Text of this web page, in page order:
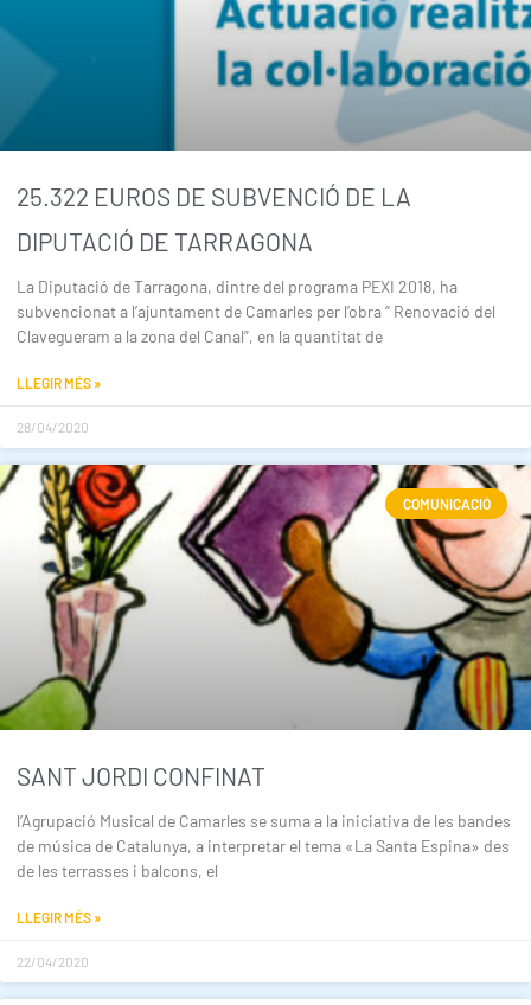
25.322 EUROS DE SUBVENCIÓ DE LA
DIPUTACIÓ DE TARRAGONA
La Diputació de Tarragona, dintre del programa PEXI 2018, ha
subvencionat a l’ajuntament de Camarles per l’obra “ Renovació del
Clavegueram a la zona del Canal”, en la quantitat de
LLEGIR MÉS »
28/04/2020
COMUNICACIÓ
SANT JORDI CONFINAT
l’Agrupació Musical de Camarles se suma a la iniciativa de les bandes
de música de Catalunya, a interpretar el tema «La Santa Espina» des
de les terrasses i balcons, el
LLEGIR MÉS »
22/04/2020